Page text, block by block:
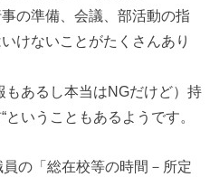
の準備、会議、部活動の指
けないことがたくさんあり
もあるし本当はNGだけど）持
いうこともあるようです。
の「総在校等の時間－所定